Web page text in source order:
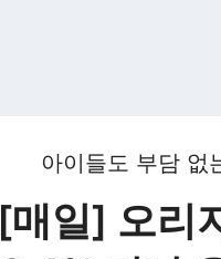
아이들도 부담 없
[매일] 오리